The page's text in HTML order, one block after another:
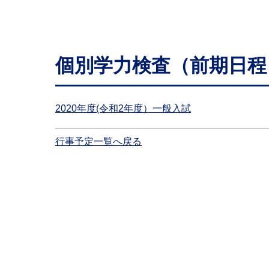
個別学力検査（前期日
2020年度(令和2年度）一般入試
行事予定一覧へ戻る